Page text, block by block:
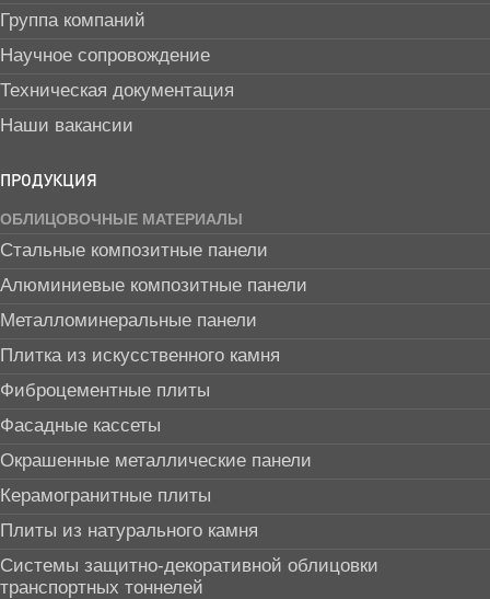
Группа компаний
Научное сопровождение
Техническая документация
Наши вакансии
ПРОДУКЦИЯ
ОБЛИЦОВОЧНЫЕ МАТЕРИАЛЫ
Стальные композитные панели
Алюминиевые композитные панели
Металломинеральные панели
Плитка из искусственного камня
Фиброцементные плиты
Фасадные кассеты
Окрашенные металлические панели
Керамогранитные плиты
Плиты из натурального камня
Системы защитно-декоративной облицовки
транспортных тоннелей